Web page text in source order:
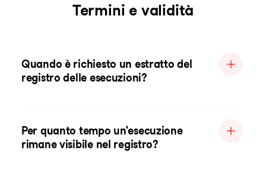
Termini e validità
Quando è richiesto un estratto del
registro delle esecuzioni?
Per quanto tempo un'esecuzione
rimane visibile nel registro?